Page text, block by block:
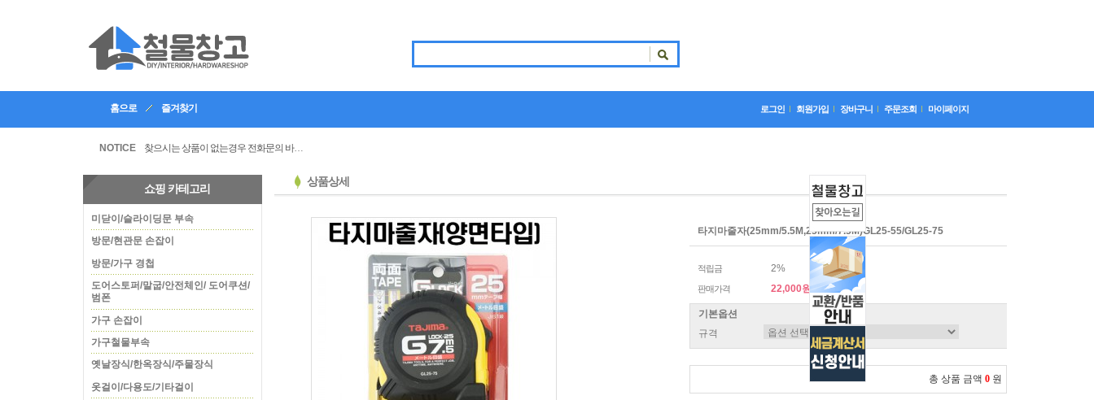
홈으로 즐겨찾기 로그인 회원가입 장바구니 주문조회 마이페이지
NOTICE
찾으시는 상품이 없는경우 전화문의 바랍니다
쇼핑 카테고리
미닫이/슬라이딩문 부속
방문/현관문 손잡이
방문/가구 경첩
도어스토퍼/말굽/안전체인/ 도어쿠션/
범폰
가구 손잡이
가구철물부속
옛날장식/한옥장식/주물장식
옷걸이/다용도/기타걸이
상품상세
타지마줄자(25mm/5.5M,25mm/7.5M)GL25-55/GL25-75
적립금 2%
판매가격 22,000원
기본옵션
규격
총 상품 금액 0 원